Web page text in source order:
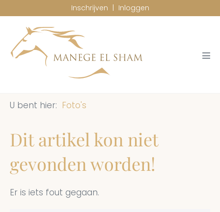
naar
inhoud
Inschrijven Inloggen
Foto's
Dit artikel kon niet
gevonden worden!
Er is iets fout gegaan.